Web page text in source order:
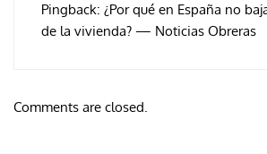
Pingback: ¿Por qué en España no
de la vivienda? — Noticias Obreras
Comments are closed.